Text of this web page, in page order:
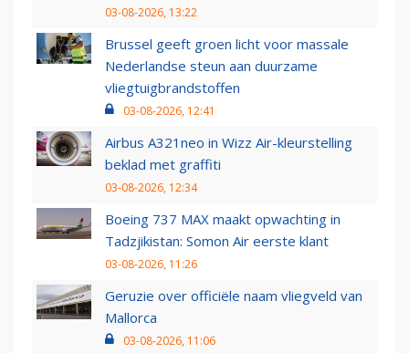
03-08-2026, 13:22
Brussel geeft groen licht voor massale
Nederlandse steun aan duurzame
vliegtuigbrandstoffen
03-08-2026, 12:41
Airbus A321neo in Wizz Air-kleurstelling
beklad met graffiti
03-08-2026, 12:34
Boeing 737 MAX maakt opwachting in
Tadzjikistan: Somon Air eerste klant
03-08-2026, 11:26
Geruzie over officiële naam vliegveld van
Mallorca
03-08-2026, 11:06